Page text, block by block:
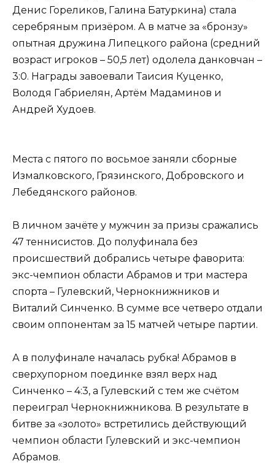
Денис Гореликов, Галина Батуркина) стала
серебряным призёром. А в матче за «бронзу»
опытная дружина Липецкого района (средний
возраст игроков – 50,5 лет) одолела данковчан –
3:0. Награды завоевали Таисия Куценко,
Володя Габриелян, Артём Мадаминов и
Андрей Худоев.
Места с пятого по восьмое заняли сборные
Измалковского, Грязинского, Добровского и
Лебедянского районов.
В личном зачёте у мужчин за призы сражались
47 теннисистов. До полуфинала без
происшествий добрались четыре фаворита:
экс-чемпион области Абрамов и три мастера
спорта – Гулевский, Чернокнижников и
Виталий Синченко. В сумме все четверо отдали
своим оппонентам за 15 матчей четыре партии.
А в полуфинале началась рубка! Абрамов в
сверхупорном поединке взял верх над
Синченко – 4:3, а Гулевский с тем же счётом
переиграл Чернокнижникова. В результате в
битве за «золото» встретились действующий
чемпион области Гулевский и экс-чемпион
Абрамов.